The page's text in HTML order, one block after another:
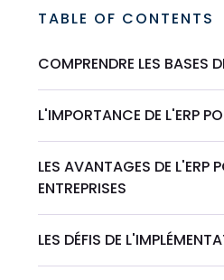
TABLE OF CONTENTS
COMPRENDRE LES BASES
L'IMPORTANCE DE L'ERP
LES AVANTAGES DE L'ERP
ENTREPRISES
LES DÉFIS DE